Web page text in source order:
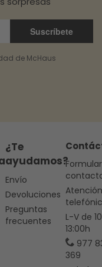
Suscríbete
de McHaus
¿Te
ayudamos?
Envío
Devoluciones
Preguntas
frecuentes
Atención
L-V de
13:00h
977
369